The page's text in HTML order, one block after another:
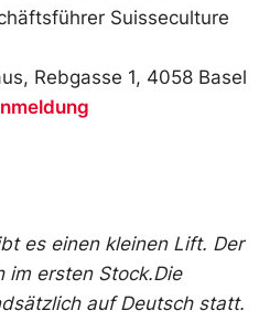
Suisseculture
Rebgasse 1, 4058 Basel
es einen kleinen Lift. Der
im ersten Stock.Die
auf Deutsch statt.